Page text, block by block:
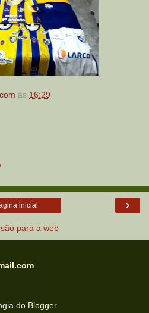
às 16:29
›
inicial
para a web
do Blogger.